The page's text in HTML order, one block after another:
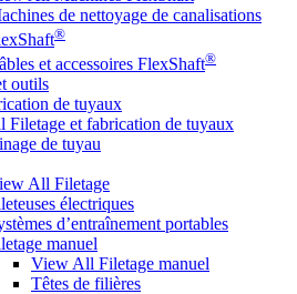
de nettoyage de canalisations
®
et accessoires FlexShaft®
outils
de tuyaux
Filetage et fabrication de tuyaux
de tuyau
All Filetage
électriques
d’entraînement portables
manuel
View All Filetage manuel
Têtes de filières